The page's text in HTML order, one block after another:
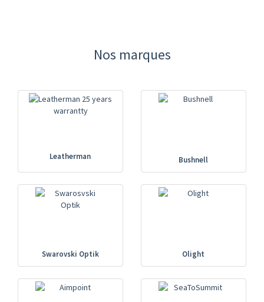
Nos marques
Leatherman Bushnell
Swarovski Optik Olight